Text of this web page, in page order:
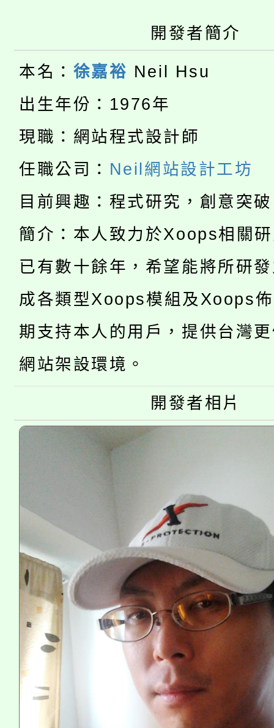
視費優惠，中低收入戶
半價優惠，詳情可洽有
者。
大園自造教育及科技
份教師增能研習
大溪自造教育及科技中
份教師研習
淨零綠生活教案入校路
會
115年食農教育專業人
程
「本色祭」8/29、30
場熱烈登場!
徵才活動。
YOUNG桃局內行報名
8月14至27日，桃園電
開!
115年桃園市運動會8/
田徑場及游泳池舉行。
桃園市低收入戶享有免
視費優惠，中低收入戶
半價優惠，詳情可洽有
大園自造教育及科技中
份教師增能研習
大溪自造教育及科技中
份教師研習
淨零綠生活教案入校路
115年食農教育專業人
開發者簡介
本名： 徐嘉裕 Neil Hsu
出生年份：1976年
現職：網站程式設計師
任職公司： Neil網站設計工坊
目前興趣：程式研究，創意突
簡介：本人致力於Xoops相關
已有數十餘年，希望能將所研
成各類型Xoops模組及Xoops
期支持本人的用戶，提供台灣
網站架設環境。
開發者相片